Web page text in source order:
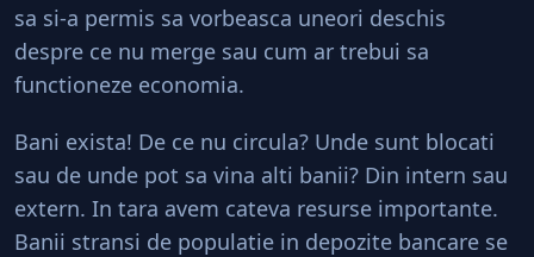
sa si-a permis sa vorbeasca uneori deschis
despre ce nu merge sau cum ar trebui sa
functioneze economia.
Bani exista! De ce nu circula? Unde sunt blocati
sau de unde pot sa vina alti banii? Din intern sau
extern. In tara avem cateva resurse importante.
Banii stransi de populatie in depozite bancare se